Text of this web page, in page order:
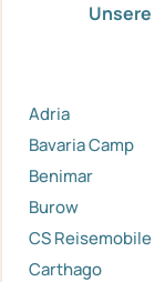
Adria
Bavaria Camp
Benimar
Burow
CS Reisemobile
Carthago